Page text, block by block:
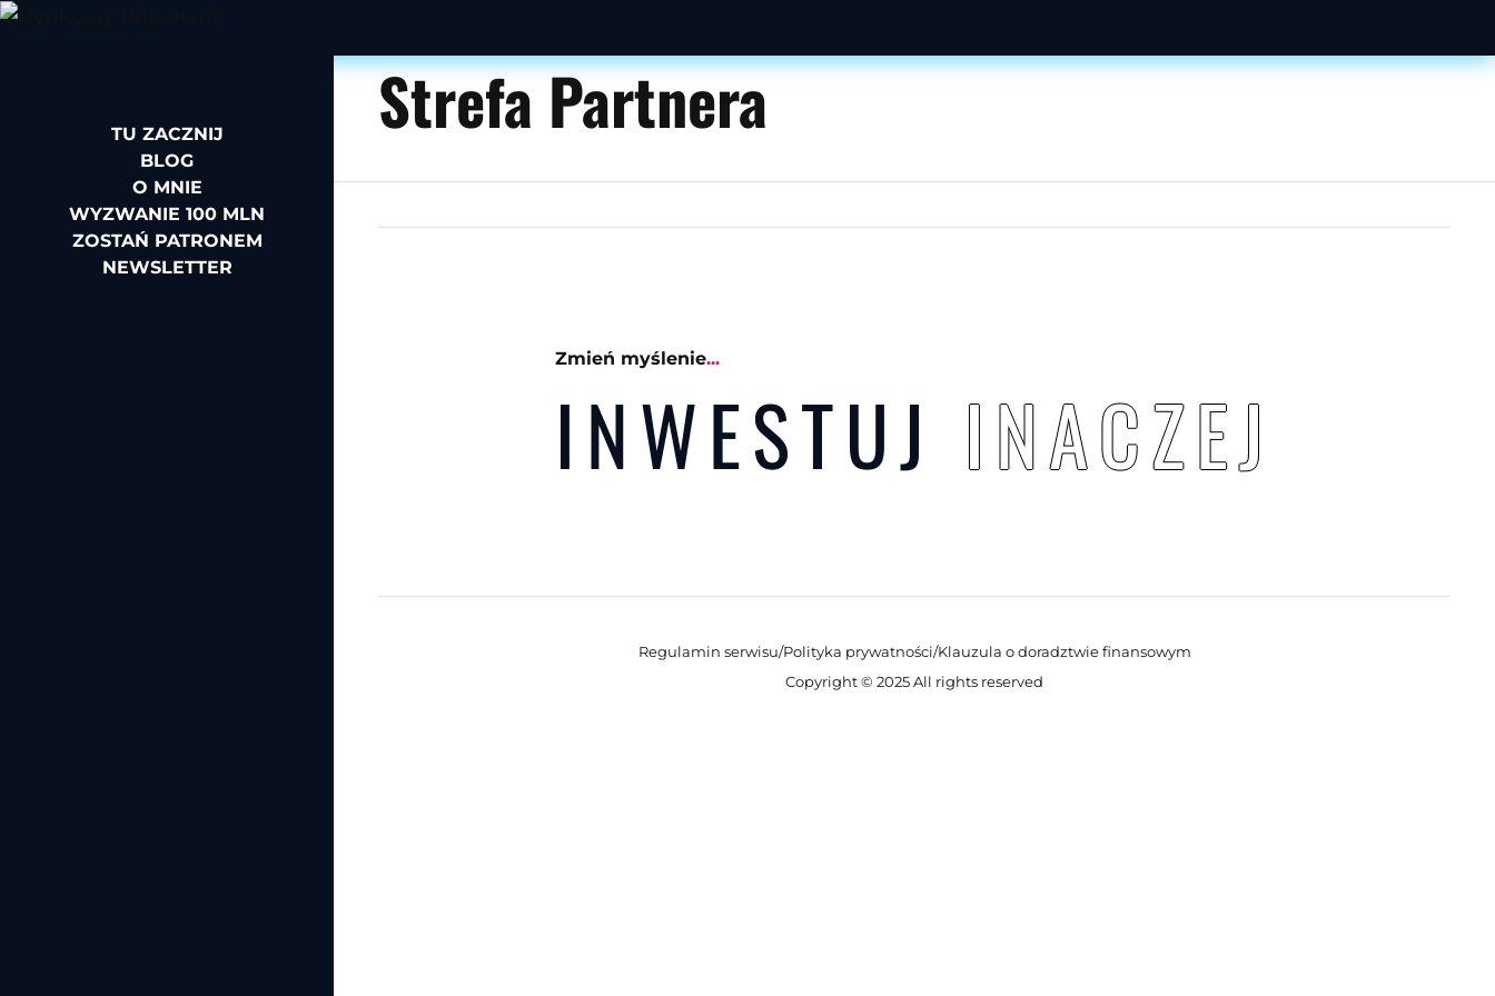
TU ZACZNIJ
BLOG
O MNIE
WYZWANIE 100 MLN
ZOSTAŃ PATRONEM
NEWSLETTER
Strefa Partnera
Zmień myślenie...
INWESTUJ INACZEJ
Regulamin serwisu/Polityka prywatności/Klauzula o doradztwie finansowym
Copyright © 2025 All rights reserved